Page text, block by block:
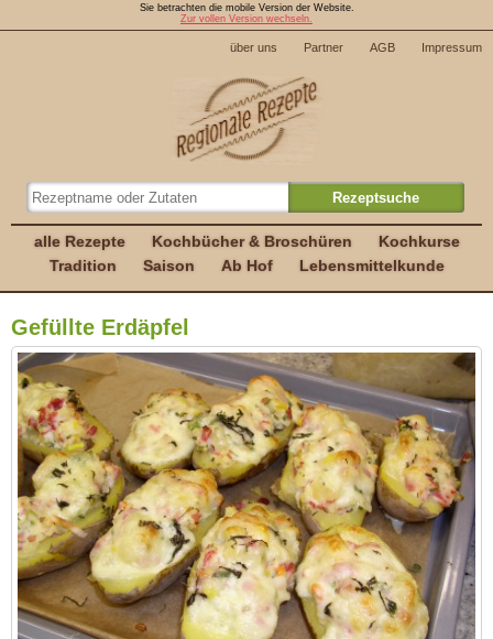
Sie betrachten die mobile Version der Website.
Zur vollen Version wechseln.
über uns Partner AGB Impressum
alle Rezepte Kochbücher & Broschüren
Kochkurse
Tradition
Saison Ab Hof Lebensmittelkunde
Gefüllte Erdäpfel